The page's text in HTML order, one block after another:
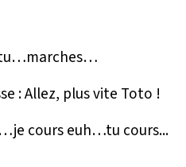
: Allez, plus vite Toto !
cours euh…tu cours...